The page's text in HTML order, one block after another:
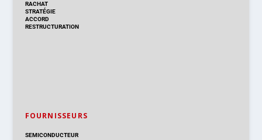
RACHAT
STRATÉGIE
ACCORD
RESTRUCTURATION
FOURNISSEURS
SEMICONDUCTEUR